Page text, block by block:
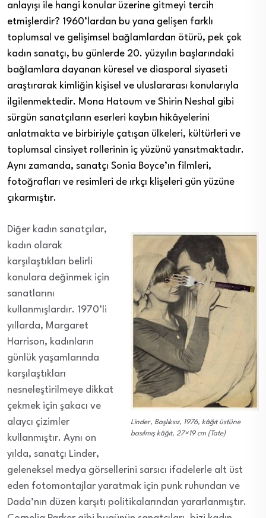
anlayışı ile hangi konular üzerine gitmeyi tercih
etmişlerdir? 1960’lardan bu yana gelişen farklı
toplumsal ve gelişimsel bağlamlardan ötürü, pek çok
kadın sanatçı, bu günlerde 20. yüzyılın başlarındaki
bağlamlara dayanan küresel ve diasporal siyaseti
araştırarak kimliğin kişisel ve uluslararası konularıyla
ilgilenmektedir. Mona Hatoum ve Shirin Neshal gibi
sürgün sanatçıların eserleri kaybın hikâyelerini
anlatmakta ve birbiriyle çatışan ülkeleri, kültürleri ve
toplumsal cinsiyet rollerinin iç yüzünü yansıtmaktadır.
Aynı zamanda, sanatçı Sonia Boyce’ın filmleri,
fotoğrafları ve resimleri de ırkçı klişeleri gün yüzüne
çıkarmıştır.
Linder, Başlıksız, 1976, kâğıt üstüne
basılmış kâğıt, 27×19 cm (Tate)
Diğer kadın sanatçılar,
kadın olarak
karşılaştıkları belirli
konulara değinmek için
sanatlarını
kullanmışlardır. 1970’li
yıllarda, Margaret
Harrison, kadınların
günlük yaşamlarında
karşılaştıkları
nesneleştirilmeye dikkat
çekmek için şakacı ve
alaycı çizimler
kullanmıştır. Aynı on
yılda, sanatçı Linder,
geleneksel medya görsellerini sarsıcı ifadelerle alt üst
eden fotomontajlar yaratmak için punk ruhundan ve
Dada’nın düzen karşıtı politikalarından yararlanmıştır.